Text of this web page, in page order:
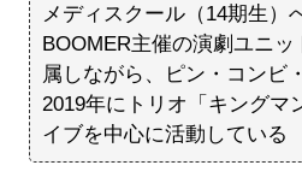
メディスクール（14期生）
BOOMER主催の演劇ユニ
属しながら、ピン・コンビ
2019年にトリオ「キングマ
イブを中心に活動している